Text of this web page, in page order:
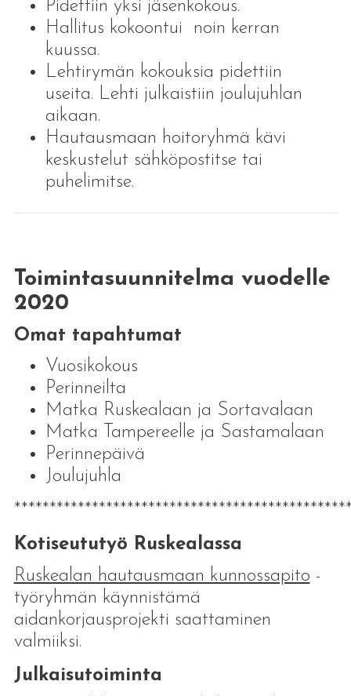
Pidettiin yksi jäsenkokous.
Hallitus kokoontui noin kerran
kuussa.
Lehtirymän kokouksia pidettiin
useita. Lehti julkaistiin joulujuhlan
aikaan.
Hautausmaan hoitoryhmä kävi
keskustelut sähköpostitse tai
puhelimitse.
Toimintasuunnitelma vuodelle
2020
Omat tapahtumat
Vuosikokous
Perinneilta
Matka Ruskealaan ja Sortavalaan
Matka Tampereelle ja Sastamalaan
Perinnepäivä
Joulujuhla
Kotiseututyö Ruskealassa
Ruskealan hautausmaan kunnossapito -
työryhmän käynnistämä
aidankorjausprojekti saattaminen
valmiiksi.
Julkaisutoiminta